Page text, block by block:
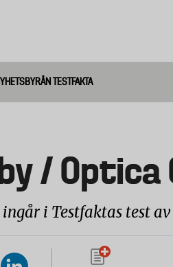
TESTFAKTA
/ Optica
i Testfaktas test